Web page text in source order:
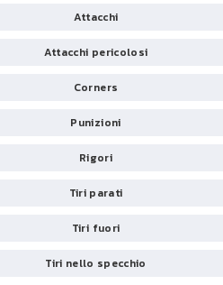
Attacchi
Attacchi pericolosi
Corners
Punizioni
Rigori
Tiri parati
Tiri fuori
Tiri nello specchio